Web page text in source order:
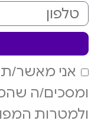
אני מאשר/
ומסכים/ה
ולמטרות